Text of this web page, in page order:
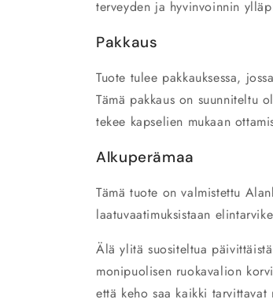
terveyden ja hyvinvoinnin
Pakkaus
Tuote tulee pakkauksessa,
Tämä pakkaus on suunniteltu
tekee kapselien mukaan
Alkuperämaa
Tämä tuote on valmistettu
laatuvaatimuksistaan
Älä ylitä suositeltua
monipuolisen ruokavalion
että keho saa kaikki